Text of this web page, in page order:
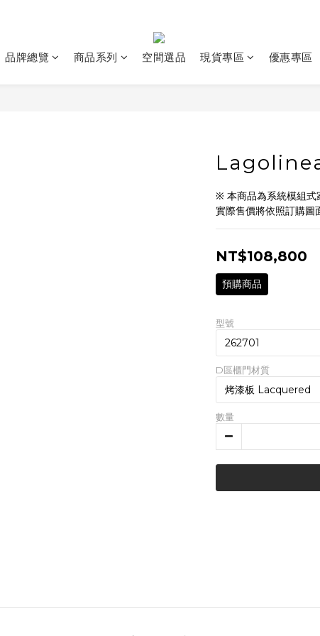
品牌總覽 商品系列 空間選品 現貨專區 優惠專區
※ 本商品為系統模組式
實際售價將依照訂購圖
NT$108,800
預購商品
型號
D區櫃門材質
數量